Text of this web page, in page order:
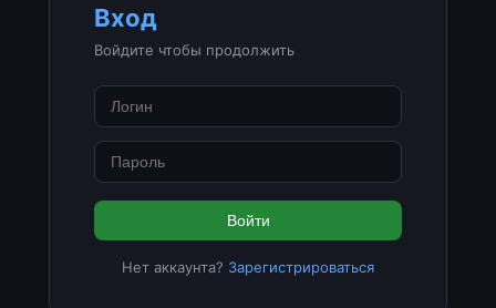
Вход
Войдите чтобы продолжить
Войти
Нет аккаунта? Зарегистрироваться